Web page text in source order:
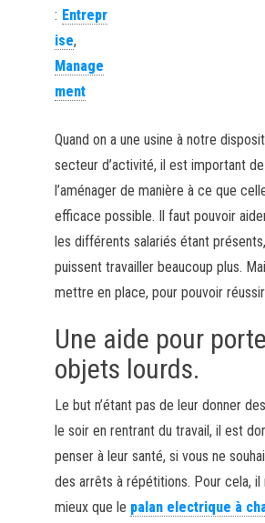
: Entrepr
ise,
Manage
ment
Quand on a une usine à notre
secteur d’activité, il est important
l’aménager de manière à ce que
efficace possible. Il faut pouvoir
les différents salariés étant présents,
puissent travailler beaucoup plus.
mettre en place, pour pouvoir
Une aide pour
objets lourds.
Le but n’étant pas de leur donner
le soir en rentrant du travail, il est
penser à leur santé, si vous ne
des arrêts à répétitions. Pour cela, il
mieux que le palan electrique à